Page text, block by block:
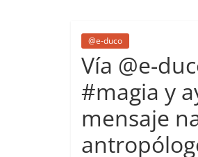
Gestión
del
Learn
Do
@e-duco
Vía @e-
#magia y
mensaje